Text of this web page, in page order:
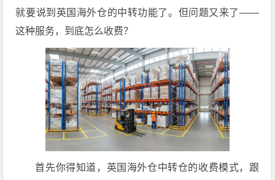
就要说到英国海外仓的中转功能了。但问题又来了——
这种服务，到底怎么收费？
首先你得知道，英国海外仓中转仓的收费模式，跟